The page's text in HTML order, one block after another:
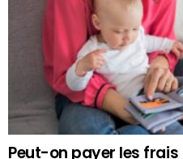
Peut-on payer les